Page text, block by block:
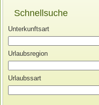
Schnellsuche
Unterkunftsart
Urlaubsregion
Urlaubssart